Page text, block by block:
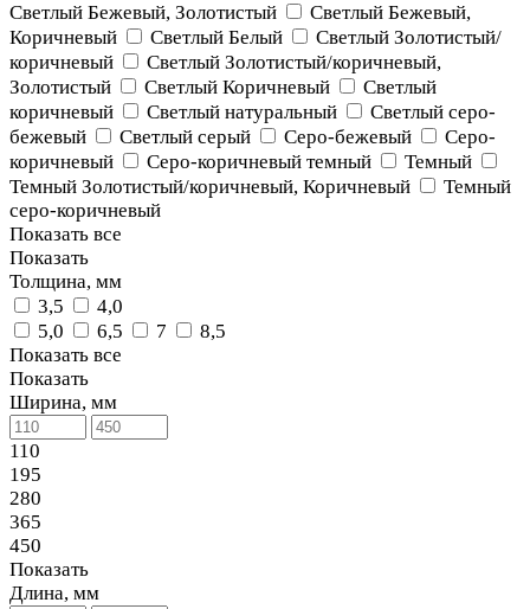
Светлый Бежевый, Золотистый
Светлый Бежевый,
Коричневый
Светлый Белый
Светлый Золотистый/
коричневый
Светлый Золотистый/коричневый,
Золотистый
Светлый Коричневый
Светлый
коричневый
Светлый натуральный
Светлый серо-
бежевый
Светлый серый Серо-бежевый
Серо-
коричневый
Серо-коричневый темный
Темный
Темный Золотистый/коричневый, Коричневый
Темный
серо-коричневый
Показать все
Показать
Толщина, мм
3,5
4,0
5,0
6,5 7
8,5
Показать все
Показать
Ширина, мм
110
195
280
365
450
Показать
Длина, мм